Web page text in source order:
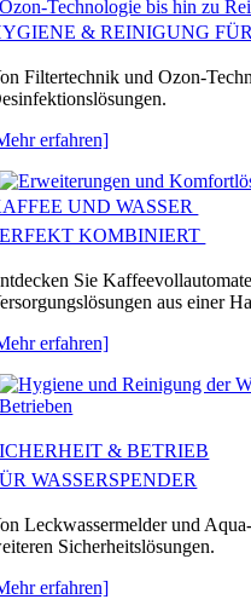
& REINIGUNG
Filtertechnik und Ozon-
erfahren]
UND WASSER
KOMBINIERT
Sie
aus einer
erfahren]
& BETRIEB
WASSERSPENDER
Leckwassermelder und
Sicherheitslösungen.
erfahren]